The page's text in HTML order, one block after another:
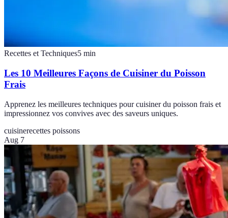
Recettes et Techniques5 min
Les 10 Meilleures Façons de Cuisiner du Poisson
Frais
Apprenez les meilleures techniques pour cuisiner du poisson frais et
impressionnez vos convives avec des saveurs uniques.
cuisinerecettes poissons
Aug 7